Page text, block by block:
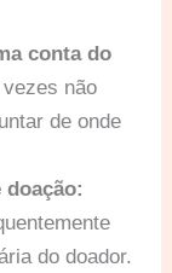
conta do
não
de onde
doação:
do doador.